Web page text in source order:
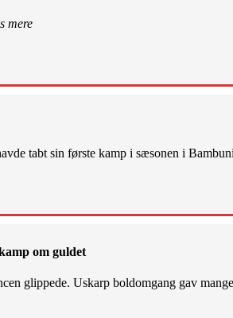
mere
tabt sin første kamp i sæsonen i
om guldet
glippede. Uskarp boldomgang gav